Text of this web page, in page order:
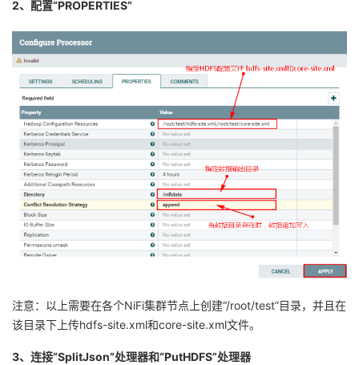
2、配置“PROPERTIES”
注意：以上需要在各个NiFi集群节点上创建“/root/test”目录，并且在
该目录下上传hdfs-site.xml和core-site.xml文件。
3、连接“SplitJson”处理器和“PutHDFS”处理器